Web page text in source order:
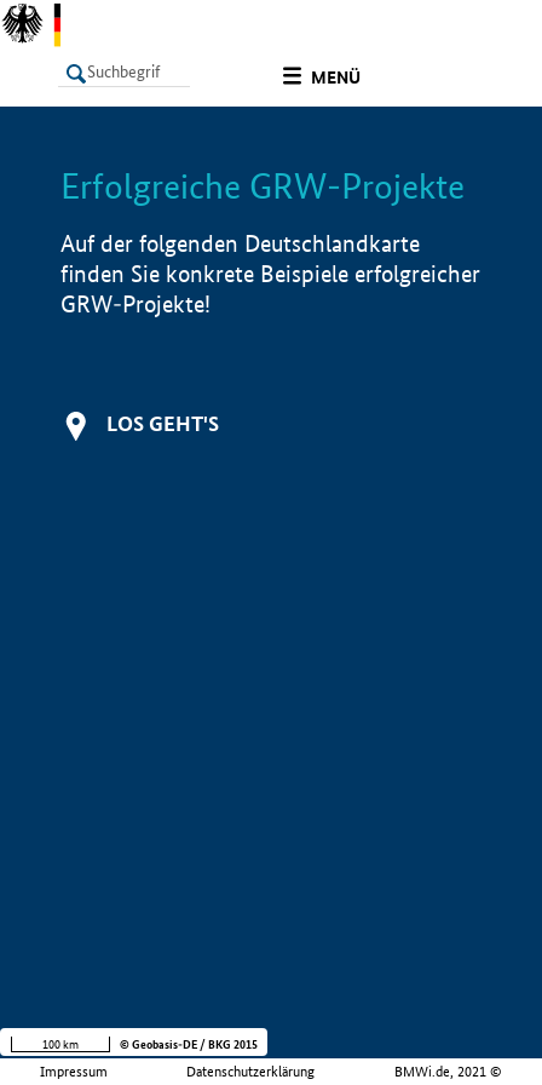
MENÜ
LISTE Info
Erfolgreiche GRW-Projekte
Auf der folgenden Deutschlandkarte
finden Sie konkrete Beispiele erfolgreicher
GRW-Projekte!
LOS GEHT'S
Impressum Datenschutzerklärung BMWi.de, 2021 ©
100 km © Geobasis-DE / BKG 2015